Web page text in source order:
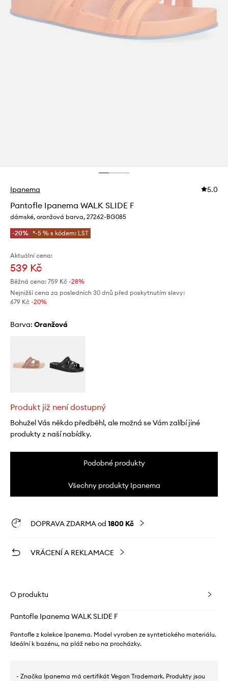
Ipanema 5.0
Pantofle Ipanema WALK SLIDE F
dámské, oranžová barva, 27262-BG085
-20% *-5 % s kódem: LST
Aktuální cena:
539 Kč
Běžná cena: 759 Kč -28%
Nejnižší cena za posledních 30 dnů před poskytnutím slevy:
679 Kč -20%
Barva: oranžová
Produkt již není dostupný
Bohužel Vás někdo předběhl, ale možná se Vám zalíbí jiné
produkty z naší nabídky.
Podobné produkty
Všechny produkty Ipanema
DOPRAVA ZDARMA od 1800 Kč
VRÁCENÍ A REKLAMACE
O produktu
Pantofle Ipanema WALK SLIDE F
Pantofle z kolekce Ipanema. Model vyroben ze syntetického materiálu.
Ideální k bazénu, na pláž nebo na procházky.
- Značka Ipanema má certifikát Vegan Trademark. Produkty jsou